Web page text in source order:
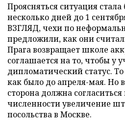
Проясняться ситуация стала
несколько дней до 1
ВЗГЛЯД, чехи по
предложили, как они
Прага возвращает школе
соглашается на то, чтобы у
дипломатический статус. То
как было до апреля-мая. Но
сторона должна
численности увеличение
посольства в Москве.